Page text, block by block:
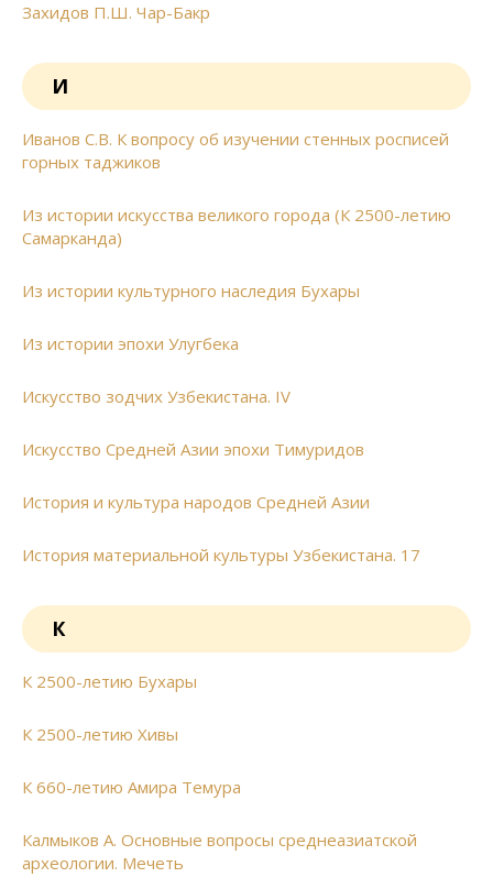
Захидов П.Ш. Чар-Бакр
И
Иванов С.В. К вопросу об изучении стенных росписей
горных таджиков
Из истории искусства великого города (К 2500-летию
Самарканда)
Из истории культурного наследия Бухары
Из истории эпохи Улугбека
Искусство зодчих Узбекистана. IV
Искусство Средней Азии эпохи Тимуридов
История и культура народов Средней Азии
История материальной культуры Узбекистана. 17
К
К 2500-летию Бухары
К 2500-летию Хивы
К 660-летию Амира Темура
Калмыков А. Основные вопросы среднеазиатской
археологии. Мечеть